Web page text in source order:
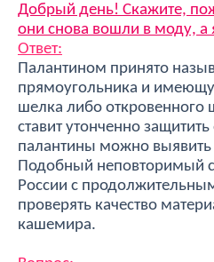
Добрый день! Скажите,
они снова вошли в моду, а
Ответ:
Палантином принято
прямоугольника и
шелка либо
ставит утонченно
палантины можно
Подобный неповторимый
России с
проверять качество
кашемира.